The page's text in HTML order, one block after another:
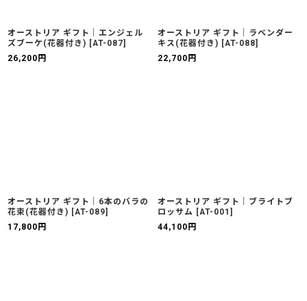
オーストリア ギフト｜エンジェル
ズブーケ(花器付き) [AT-087]
26,200 円
オーストリア ギフト｜ラベンダー
キス(花器付き) [AT-088]
22,700 円
オーストリア ギフト｜6本のバラの
花束(花器付き) [AT-089]
17,800 円
オーストリア ギフト｜ブライトブ
ロッサム [AT-001 ]
44,100 円